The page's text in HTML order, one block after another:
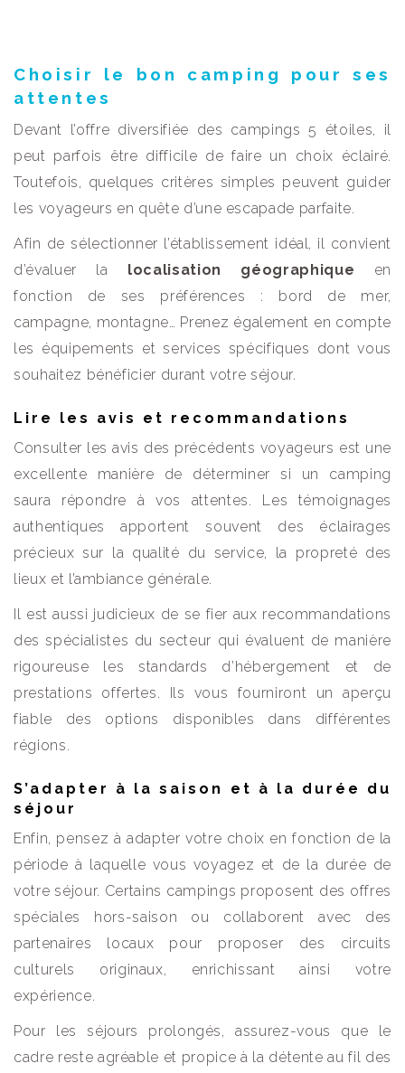
Choisir le bon camping pour ses
attentes
Devant l’offre diversifiée des campings 5 étoiles, il
peut parfois être difficile de faire un choix éclairé.
Toutefois, quelques critères simples peuvent guider
les voyageurs en quête d’une escapade parfaite.
Afin de sélectionner l’établissement idéal, il convient
d’évaluer la localisation géographique en
fonction de ses préférences : bord de mer,
campagne, montagne… Prenez également en compte
les équipements et services spécifiques dont vous
souhaitez bénéficier durant votre séjour.
Lire les avis et recommandations
Consulter les avis des précédents voyageurs est une
excellente manière de déterminer si un camping
saura répondre à vos attentes. Les témoignages
authentiques apportent souvent des éclairages
précieux sur la qualité du service, la propreté des
lieux et l’ambiance générale.
Il est aussi judicieux de se fier aux recommandations
des spécialistes du secteur qui évaluent de manière
rigoureuse les standards d’hébergement et de
prestations offertes. Ils vous fourniront un aperçu
fiable des options disponibles dans différentes
régions.
S’adapter à la saison et à la durée du
séjour
Enfin, pensez à adapter votre choix en fonction de la
période à laquelle vous voyagez et de la durée de
votre séjour. Certains campings proposent des offres
spéciales hors-saison ou collaborent avec des
partenaires locaux pour proposer des circuits
culturels originaux, enrichissant ainsi votre
expérience.
Pour les séjours prolongés, assurez-vous que le
cadre reste agréable et propice à la détente au fil des